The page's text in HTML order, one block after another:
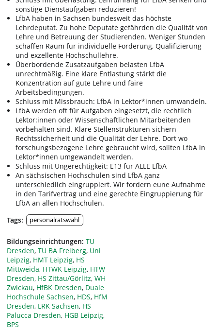
sonstige Dienstaufgaben reduzieren!
LfbA haben in Sachsen bundesweit das höchste
Lehrdeputat. Zu hohe Deputate gefährden die Qualität von
Lehre und Betreuung der Studierenden. Weniger Stunden
schaffen Raum für individuelle Förderung, Qualifizierung
und exzellente Hochschullehre.
Überbordende Zusatzaufgaben belasten LfbA
unrechtmäßig. Eine klare Entlastung stärkt die
Konzentration auf gute Lehre und faire
Arbeitsbedingungen.
Schluss mit Missbrauch: LfbA in Lektor*innen umwandeln.
LfbA werden oft für Aufgaben eingesetzt, die rechtlich
Lektor:innen oder Wissenschaftlichen Mitarbeitenden
vorbehalten sind. Klare Stellenstrukturen sichern
Rechtssicherheit und die Qualität der Lehre. Dort wo
forschungsbezogene Lehre gebraucht wird, sollten LfbA in
Lektor*innen umgewandelt werden.
Schluss mit Ungerechtigkeit: E13 für ALLE LfbA
An sächsischen Hochschulen sind LfbA ganz
unterschiedlich eingruppiert. Wir fordern eune Aufnahme
in den Tarifvertrag und eine gerechte Eingruppierung für
LfbA an allen Hochschulen.
Tags:
personalratswahl
Bildungseinrichtungen: TU
Dresden, TU BA Freiberg, Uni
Leipzig, HMT Leipzig, HS
Mittweida, HTWK Leipzig, HTW
Dresden, HS Zittau/Görlitz, WH
Zwickau, HfBK Dresden, Duale
Hochschule Sachsen, HDS, HfM
Dresden, LRK Sachsen, HS
Palucca Dresden, HGB Leipzig,
BPS